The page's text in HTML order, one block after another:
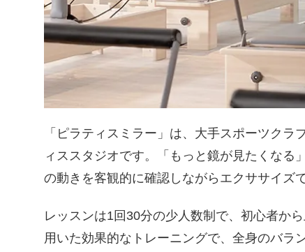
「ピラティスミラー」は、大手スポーツク
ィススタジオです。「もっと鏡が見たくなる
の動きを客観的に確認しながらエクササイズ
レッスンは1回30分の少人数制で、初心者か
用いた効果的なトレーニングで、全身のバラ